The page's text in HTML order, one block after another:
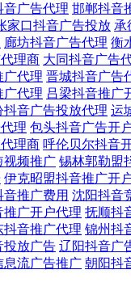
音广告代理 邯郸抖音
家口抖音广告投放 承
廊坊抖音广告代理 衡
理商 大同抖音广告
广代理 晋城抖音广告
广代理 吕梁抖音推广
抖音广告投放代理 运
理 包头抖音广告开
理商 呼伦贝尔抖音
视频推广 锡林郭勒盟
伊克昭盟抖音推广开
音推广费用 沈阳抖音
推广开户代理 抚顺抖
抖音推广代理 锦州抖
投放广告 辽阳抖音广
息流广告推广 朝阳抖